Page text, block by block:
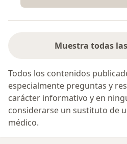
Muestra todas
Todos los contenidos
especialmente preguntas y
carácter informativo y en
considerarse un sustituto de
médico.